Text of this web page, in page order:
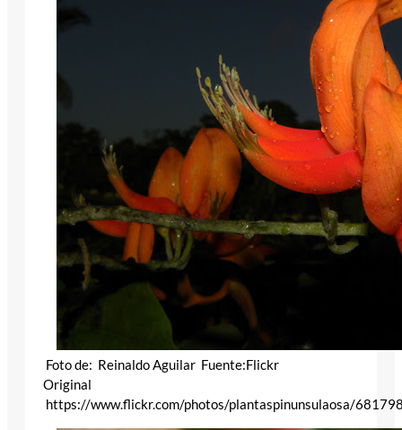
Foto de: Reinaldo Aguilar Fuente:Flickr
Original
https://www.flickr.com/photos/plantaspinunsulaosa/